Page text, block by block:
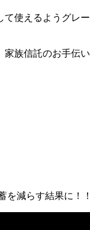
使えるようグレ
族信託のお手伝い
を減らす結果に！！